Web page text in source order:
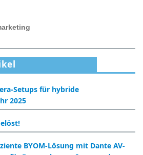
Setups für hybride
2025
BYOM-Lösung mit Dante AV-